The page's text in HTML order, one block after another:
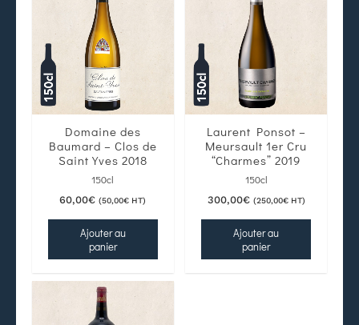
Domaine des
Baumard – Clos de
Saint Yves 2018
150cl
60,00€ (50,00€ HT)
Ajouter au
panier
Laurent Ponsot –
Meursault 1er Cru
“Charmes” 2019
150cl
300,00€ (250,00€HT)
Ajouter au
panier